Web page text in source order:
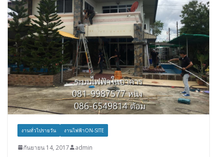
งานทั่วไปรายวัน งานไฟฟ้าON-SITE
กันยายน 14, 2017 admin